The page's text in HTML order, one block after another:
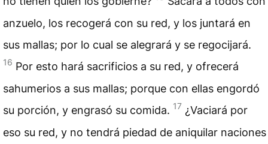
anzuelo, los recogerá con su red, y los juntará en
sus mallas; por lo cual se alegrará y se regocijará.
16 Por esto hará sacrificios a su red, y ofrecerá
sahumerios a sus mallas; porque con ellas engordó
su porción, y engrasó su comida. 17 ¿Vaciará por
eso su red, y no tendrá piedad de aniquilar naciones